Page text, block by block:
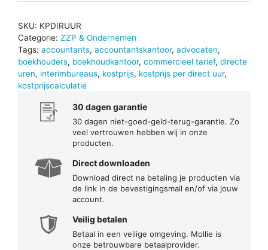
SKU: KPDIRUUR
Categorie: ZZP & Ondernemen
Tags: accountants, accountantskantoor, advocaten,
boekhouders, boekhoudkantoor, commercieel tarief, directe
uren, interimbureaus, kostprijs, kostprijs per direct uur,
kostprijscalculatie
30 dagen garantie
30 dagen niet-goed-geld-terug-garantie. Zo
veel vertrouwen hebben wij in onze
producten.
Direct downloaden
Download direct na betaling je producten via
de link in de bevestigingsmail en/of via jouw
account.
Veilig betalen
Betaal in een veilige omgeving. Mollie is
onze betrouwbare betaalprovider.